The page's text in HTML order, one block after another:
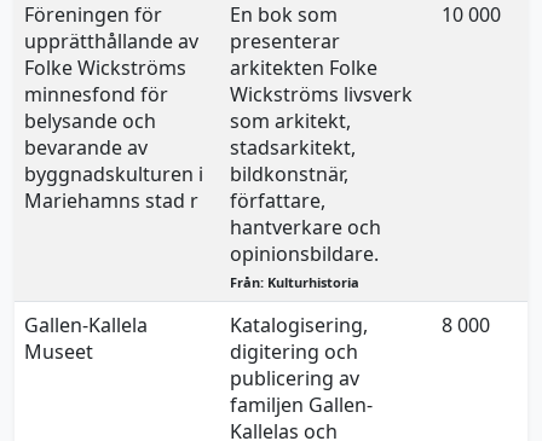
Föreningen för
upprätthållande av
Folke Wickströms
minnesfond för
belysande och
bevarande av
byggnadskulturen i
Mariehamns stad r
En bok som
presenterar
arkitekten Folke
Wickströms livsverk
som arkitekt,
stadsarkitekt,
bildkonstnär,
författare,
hantverkare och
opinionsbildare.
Från: Kulturhistoria
10 000
Gallen-Kallela
Museet
Katalogisering,
digitering och
publicering av
familjen Gallen-
Kallelas och
8 000